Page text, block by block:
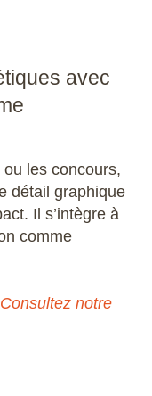
avec
les concours,
détail graphique
Il s’intègre à
comme
Consultez notre